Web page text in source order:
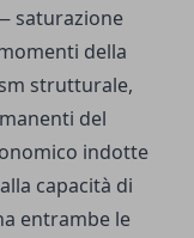
saturazione
della
strutturale,
del
indotte
capacità di
entrambe le